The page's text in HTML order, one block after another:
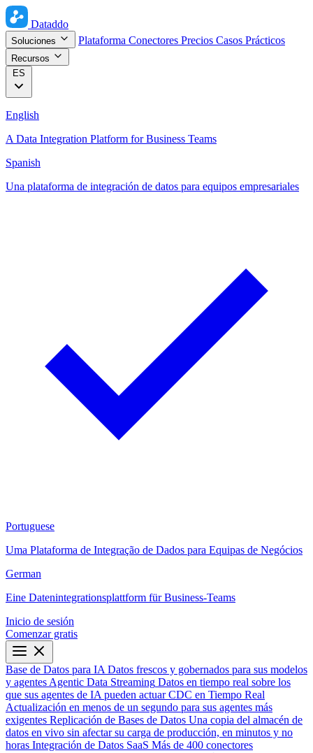
Dataddo
Soluciones Plataforma Conectores Precios Casos Prácticos
Recursos
ES
English
A Data Integration Platform for Business Teams
Spanish
Una plataforma de integración de datos para equipos empresariales
Portuguese
Uma Plataforma de Integração de Dados para Equipas de Negócios
German
Eine Datenintegrationsplattform für Business-Teams
Inicio de sesión
Comenzar gratis
Base de Datos para IA Datos frescos y gobernados para sus modelos
y agentes Agentic Data Streaming Datos en tiempo real sobre los
que sus agentes de IA pueden actuar CDC en Tiempo Real
Actualización en menos de un segundo para sus agentes más
exigentes Replicación de Bases de Datos Una copia del almacén de
datos en vivo sin afectar su carga de producción, en minutos y no
horas Integración de Datos SaaS Más de 400 conectores